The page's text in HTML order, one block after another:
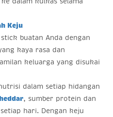
Keju
buatan Anda dengan
kaya rasa dan
keluarga yang disukai
dalam setiap hidangan
, sumber protein dan
hari. Dengan keju